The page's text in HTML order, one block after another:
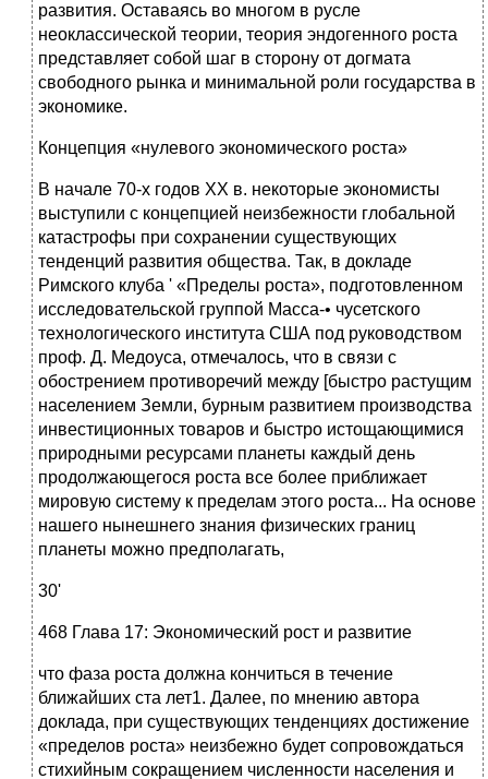
развития. Оставаясь во многом в русле
неоклассической теории, теория эндогенного роста
представляет собой шаг в сторону от догмата
свободного рынка и минимальной роли государства в
экономике.
Концепция «нулевого экономического роста»
В начале 70-х годов XX в. некоторые экономисты
выступили с концепцией неизбежности глобальной
катастрофы при сохранении существующих
тенденций развития общества. Так, в докладе
Римского клуба ' «Пределы роста», подготовленном
исследовательской группой Масса-• чусетского
технологического института США под руководством
проф. Д. Медоуса, отмечалось, что в связи с
обострением противоречий между [быстро растущим
населением Земли, бурным развитием производства
инвестиционных товаров и быстро истощающимися
природными ресурсами планеты каждый день
продолжающегося роста все более приближает
мировую систему к пределам этого роста... На основе
нашего нынешнего знания физических границ
планеты можно предполагать,
30'
468 Глава 17: Экономический рост и развитие
что фаза роста должна кончиться в течение
ближайших ста лет1. Далее, по мнению автора
доклада, при существующих тенденциях достижение
«пределов роста» неизбежно будет сопровождаться
стихийным сокращением численности населения и